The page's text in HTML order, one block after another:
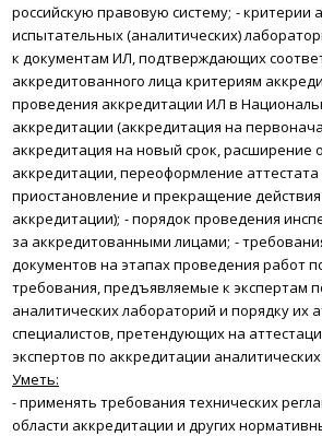
российскую правовую систему; - критерии
испытательных (аналитических)
к документам ИЛ, подтверждающих
аккредитованного лица критериям
проведения аккредитации ИЛ в
аккредитации (аккредитация на
аккредитация на новый срок, расширение
аккредитации, переоформление
приостановление и прекращение действия
аккредитации); - порядок проведения
за аккредитованными лицами; -
документов на этапах проведения работ
требования, предъявляемые к экспертам
аналитических лабораторий и порядку их
специалистов, претендующих на
экспертов по аккредитации
Уметь:
- применять требования технических
области аккредитации и других